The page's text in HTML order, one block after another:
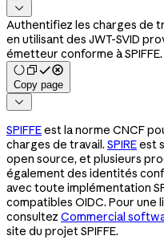

Authentifiez les charges de
en utilisant des JWT-SVID
émetteur conforme à SPIFFE.
Copy page

SPIFFEest la norme CNCF
charges de travail. SPIREest
open source, et plusieurs
également des identités
avec toute implémentation
compatibles OIDC. Pour une
consultez Commercial
site du projet SPIFFE.